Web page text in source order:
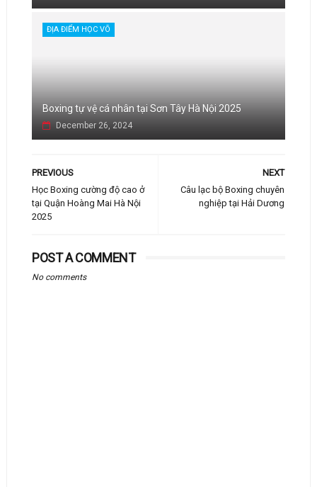
ĐỊA ĐIỂM HỌC VÕ
Boxing tự vệ cá nhân tại Sơn Tây Hà Nội 2025
December 26, 2024
NEXT
Câu lạc bộ Boxing chuyên
nghiệp tại Hải Dương
PREVIOUS
Học Boxing cường độ cao ở
tại Quận Hoàng Mai Hà Nội
2025
POST A COMMENT
No comments